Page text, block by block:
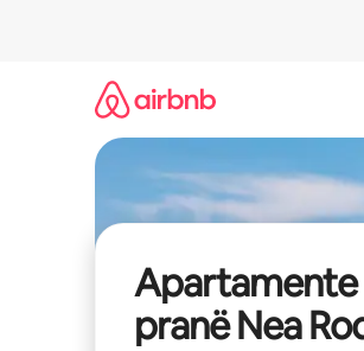
Apartamente
pranë Nea